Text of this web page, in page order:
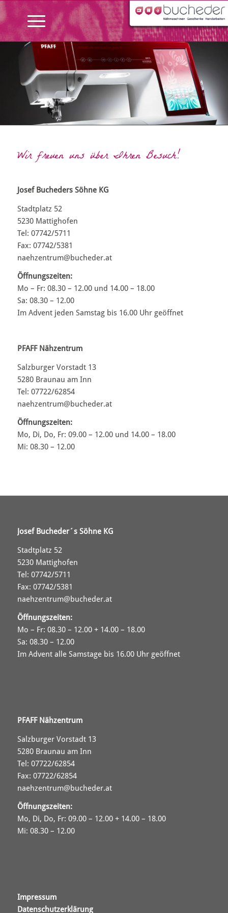
Wir freuen uns über Ihren Besuch!
Josef Bucheders Söhne KG
Stadtplatz 52
5230 Mattighofen
Tel: 07742/5711
Fax: 07742/5381
naehzentrum@bucheder.at
Öffnungszeiten:
Mo – Fr: 08.30 – 12.00 und 14.00 – 18.00
Sa: 08.30 – 12.00
Im Advent jeden Samstag bis 16.00 Uhr geöffnet
PFAFF Nähzentrum
Salzburger Vorstadt 13
5280 Braunau am Inn
Tel: 07722/62854
naehzentrum@bucheder.at
Öffnungszeiten:
Mo, Di, Do, Fr: 09.00 – 12.00 und 14.00 – 18.00
Mi: 08.30 – 12.00
Josef Bucheder´s Söhne KG
Stadtplatz 52
5230 Mattighofen
Tel: 07742/5711
Fax: 07742/5381
naehzentrum@bucheder.at
Öffnungszeiten:
Mo – Fr: 08.30 – 12.00 + 14.00 – 18.00
Sa: 08.30 – 12.00
Im Advent alle Samstage bis 16.00 Uhr geöffnet
PFAFF Nähzentrum
Salzburger Vorstadt 13
5280 Braunau am Inn
Tel: 07722/62854
Fax: 07722/62854
naehzentrum@bucheder.at
Öffnungszeiten:
Mo, Di, Do, Fr: 09.00 – 12.00 + 14.00 – 18.00
Mi: 08.30 – 12.00
Impressum
Datenschutzerklärung